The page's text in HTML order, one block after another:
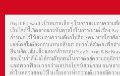
Pay It Forward เป้าหมายเล็ก ๆ ในการส่งมอบความดี
เว็ปไซต์นี้เกิดจากแรงบันดาลใจในภาพยนต์เรื่อง
กำหนดไว้ให้ส่งมอบความดีต่อไปอีก 3 คน หากใครคิ
เลยโดยไม่ต้องตอบแทนกลับมา อยากให้ส่งต่อเพื่อถ่
ยืนหยัด เข้มแข็ง และกล้าหาญ (Stay Strong & Be
ขอเป็นกำลังใจให้คนดีทุกคนในการต่อสู้ความอยุติธ
และพวกฟ้องมากกว่าผลประโยชน์ส่วนรวม จนหลา
คำในหลวงสอนไว้ในเรื่องการทำความดีเราจะมีควา